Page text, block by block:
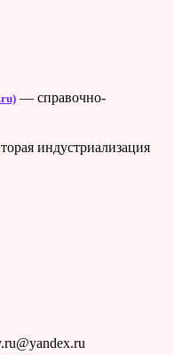
— справочно-
индустриализация